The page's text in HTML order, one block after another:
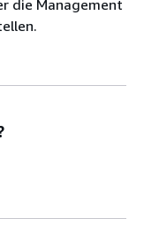
die Management